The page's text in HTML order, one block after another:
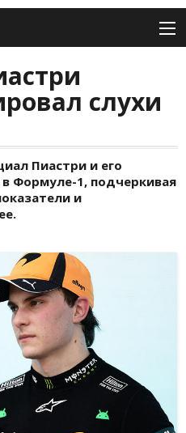
слухи
Пиастри и его
в Формуле-1, подчеркивая
и